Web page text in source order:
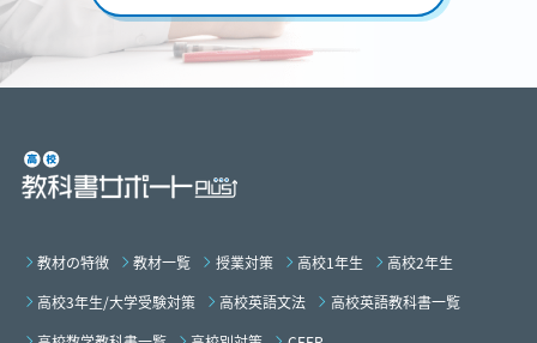
教材の特徴 教材一覧 授業対策 高校1年生
高校2年生
高校3年生/大学受験対策
高校英語文法
高校英語教科書一覧